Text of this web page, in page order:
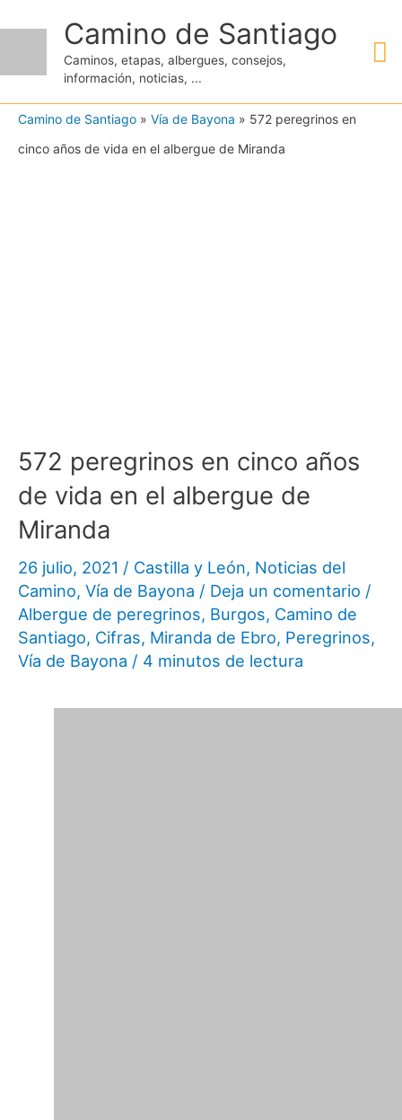
contenido
Camino de Santiago
Caminos, etapas, albergues, consejos,
información, noticias, ...
Camino de Santiago » Vía de Bayona » 572 peregrinos en
cinco años de vida en el albergue de Miranda
572 peregrinos en cinco años
de vida en el albergue de
Miranda
26 julio, 2021 / Castilla y León, Noticias del
Camino, Vía de Bayona / Deja un comentario /
Albergue de peregrinos, Burgos, Camino de
Santiago, Cifras, Miranda de Ebro, Peregrinos,
Vía de Bayona / 4 minutos de lectura